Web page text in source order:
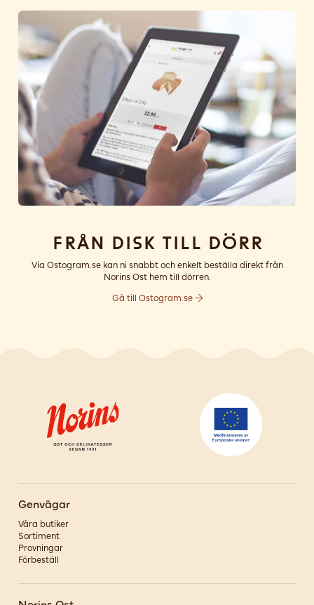
Från disk till dörr
Via Ostogram.se kan ni snabbt och enkelt beställa direkt från
Norins Ost hem till dörren.
Gå till Ostogram.se
Genvägar
Våra butiker
Sortiment
Provningar
Förbeställ